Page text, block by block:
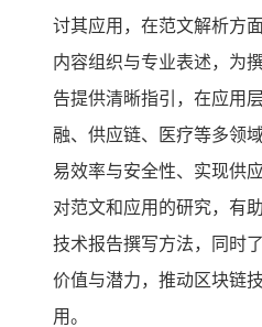
讨其应用，在范文解析方
内容组织与专业表述，为
告提供清晰指引，在应用
融、供应链、医疗等多领
易效率与安全性、实现供
对范文和应用的研究，有
技术报告撰写方法，同时
价值与潜力，推动区块链
用。